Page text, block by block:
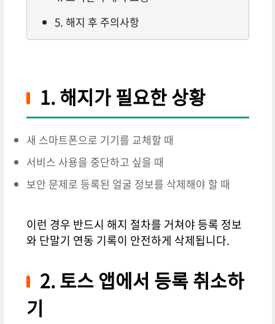
5. 해지 후 주의사항
1. 해지가 필요한 상황
새 스마트폰으로 기기를 교체할 때
서비스 사용을 중단하고 싶을 때
보안 문제로 등록된 얼굴 정보를 삭제해야 할 때
이런 경우 반드시 해지 절차를 거쳐야 등록 정보
와 단말기 연동 기록이 안전하게 삭제됩니다.
2. 토스 앱에서 등록 취소하
기